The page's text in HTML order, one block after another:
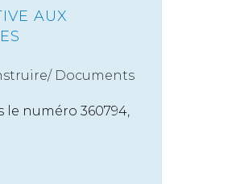
AUX
Documents
le numéro 360794,